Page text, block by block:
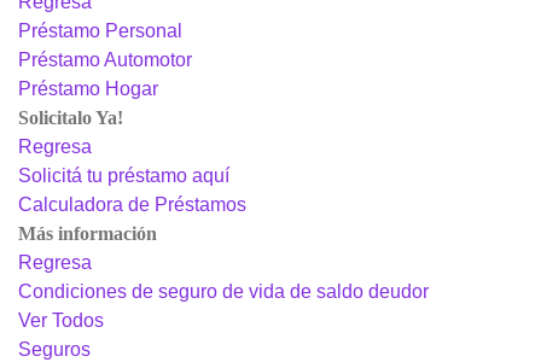
Préstamo Personal
Préstamo Automotor
Préstamo Hogar
Solicitalo Ya!
Regresa
Solicitá tu préstamo aquí
Calculadora de Préstamos
Más información
Regresa
Condiciones de seguro de vida de saldo deudor
Ver Todos
Seguros